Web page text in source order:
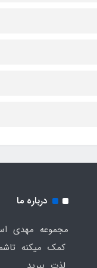
درباره ما
کمک میکنه